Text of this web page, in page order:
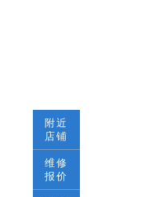
附近
店铺
维修
报价